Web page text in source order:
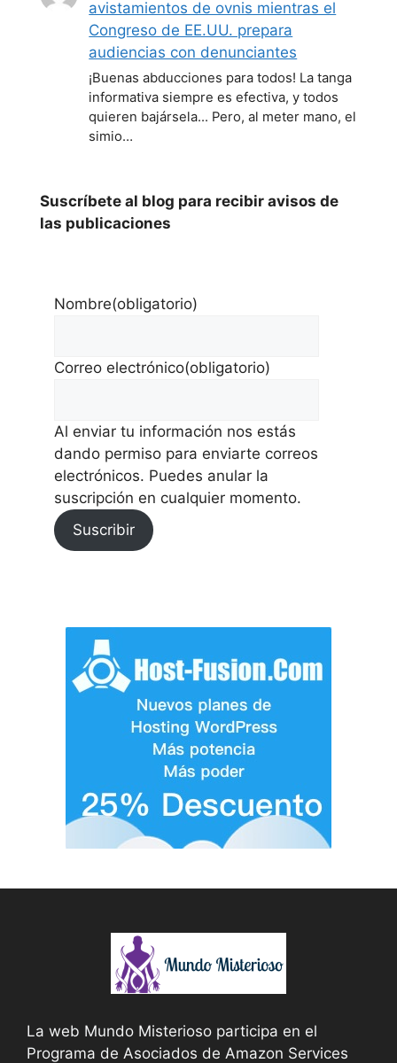
avistamientos de ovnis mientras el
Congreso de EE.UU. prepara
audiencias con denunciantes
¡Buenas abducciones para todos! La tanga
informativa siempre es efectiva, y todos
quieren bajársela... Pero, al meter mano, el
simio…
Suscríbete al blog para recibir avisos de
las publicaciones
Nombre(obligatorio)
Correo electrónico(obligatorio)
Al enviar tu información nos estás
dando permiso para enviarte correos
electrónicos. Puedes anular la
suscripción en cualquier momento.
Suscribir
La web Mundo Misterioso participa en el
Programa de Asociados de Amazon Services